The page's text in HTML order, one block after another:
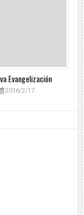
Evangelización
2016/2/17